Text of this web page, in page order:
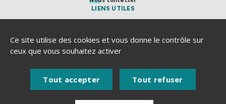
LIENS UTILES
Recrutement
Accessibilité numérique
Ce site utilise des cookies et vous donne le contrôle sur
ceux que vous souhaitez activer
Tout accepter Tout refuser